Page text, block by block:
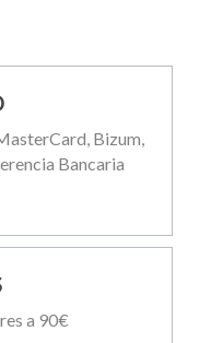
Bizum,
Bancaria
a 90€